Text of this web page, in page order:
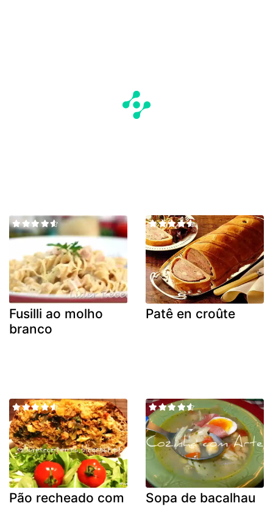
Fusilli ao molho
branco
Patê en croûte
Pão recheado com
Sopa de bacalhau